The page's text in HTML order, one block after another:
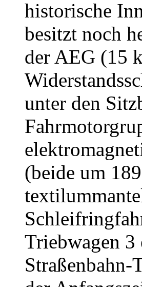
historische
besitzt noch
der AEG (15
unter den
(beide um
Triebwagen
Straßenbahn-